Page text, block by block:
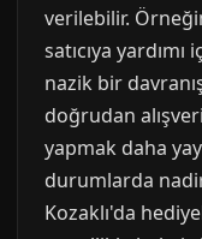
verilebilir.
satıcıya
nazik bir
doğrudan
yapmak daha
durumlarda
Kozaklı'da